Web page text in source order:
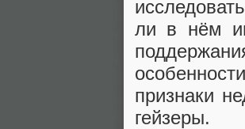
ли в нём
признаки
гейзеры.